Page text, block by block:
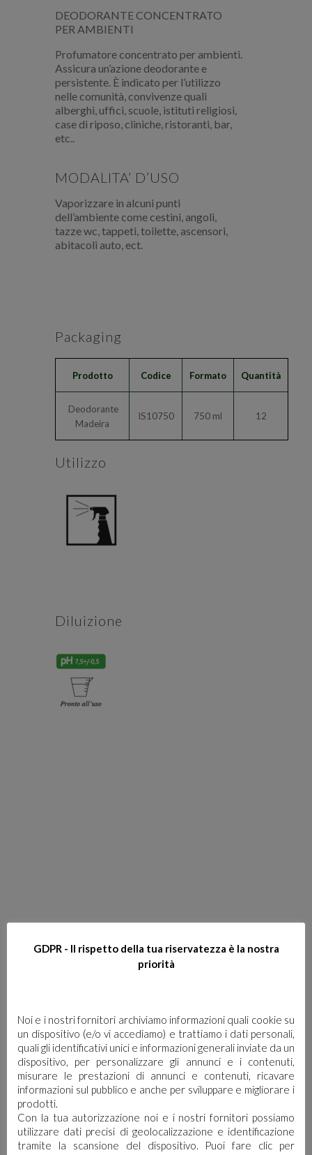
DEODORANTE CONCENTRATO
PER AMBIENTI
Profumatore concentrato per ambienti.
Assicura un’azione deodorante e
persistente. È indicato per l’utilizzo
nelle comunità, convivenze quali
alberghi, uffici, scuole, istituti religiosi,
case di riposo, cliniche, ristoranti, bar,
etc..
MODALITA’ D’USO
Vaporizzare in alcuni punti
dell’ambiente come cestini, angoli,
tazze wc, tappeti, toilette, ascensori,
abitacoli auto, ect.
Packaging
Prodotto Codice Formato Quantità
Deodorante
Madeira
IS10750 750 ml 12
Utilizzo
Diluizione
TI POTREBBE
INTERESSARE…
GDPR - Il rispetto della tua riservatezza è la nostra
priorità
Noi e i nostri fornitori archiviamo informazioni quali cookie su
un dispositivo (e/o vi accediamo) e trattiamo i dati personali,
quali gli identificativi unici e informazioni generali inviate da un
dispositivo, per personalizzare gli annunci e i contenuti,
misurare le prestazioni di annunci e contenuti, ricavare
informazioni sul pubblico e anche per sviluppare e migliorare i
prodotti.
Con la tua autorizzazione noi e i nostri fornitori possiamo
utilizzare dati precisi di geolocalizzazione e identificazione
tramite la scansione del dispositivo. Puoi fare clic per